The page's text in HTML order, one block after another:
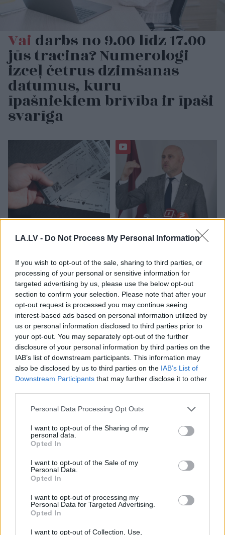
LA.LV - Do Not Process My Personal Information
If you wish to opt-out of the sale, sharing to third parties, or
processing of your personal or sensitive information for
targeted advertising by us, please use the below opt-out
section to confirm your selection. Please note that after your
opt-out request is processed you may continue seeing
interest-based ads based on personal information utilized by
us or personal information disclosed to third parties prior to
your opt-out. You may separately opt-out of the further
disclosure of your personal information by third parties on the
IAB’s list of downstream participants. This information may
also be disclosed by us to third parties on the IAB’s List of
Downstream Participants that may further disclose it to other
Please note that this website/app uses one or more Google
not limited to your visit or usage behaviour. You may click to
grant or deny consent to Google and its third-party tags to
use your data for below specified purposes in below Google
consent section.
Personal Data Processing Opt Outs
I want to opt-out of the Sharing of my
personal data.
Opted In
I want to opt-out of the Sale of my
Personal Data.
Opted In
I want to opt-out of processing my
Personal Data for Targeted Advertising.
Opted In
I want to opt-out of Collection, Use,
Vaidarbs no 9.00 līdz 17.00
jūs tracina? Numerologi
izceļ četrus dzimšanas
datumus, kuru
īpašniekiem brīvība ir īpaši
svarīga
bet pie kases jau 96,51:
obligātas komisijas
maksas
pēc robežas
apsekošanas: darām
gatava jebkuram
scenārijam
ŠajāsEiropas pilsētās
nopirkt 70 kvadrātmetru
lielu dzīvokli ir gandrīz
nereāli – situācija arvien
pasliktinās